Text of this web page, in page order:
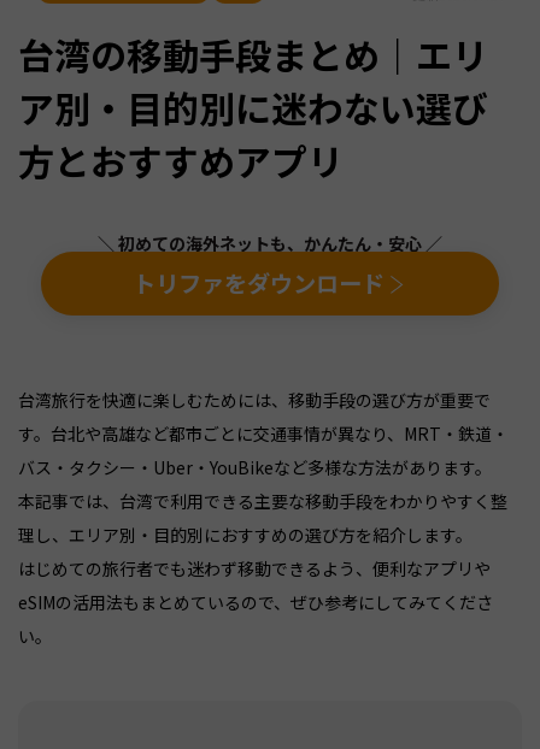
台湾の移動手段まとめ｜エリ
ア別・目的別に迷わない選び
方とおすすめアプリ
＼ 初めての海外ネットも、かんたん・安心 ／
トリファをダウンロード
台湾旅行を快適に楽しむためには、移動手段の選び方が重要で
す。台北や高雄など都市ごとに交通事情が異なり、MRT・鉄道・
バス・タクシー・Uber・YouBikeなど多様な方法があります。
本記事では、台湾で利用できる主要な移動手段をわかりやすく整
理し、エリア別・目的別におすすめの選び方を紹介します。
はじめての旅行者でも迷わず移動できるよう、便利なアプリや
eSIMの活用法もまとめているので、ぜひ参考にしてみてくださ
い。